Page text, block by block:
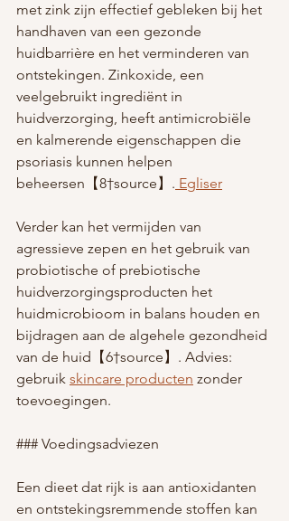
met zink zijn effectief gebleken bij het
handhaven van een gezonde
huidbarrière en het verminderen van
ontstekingen. Zinkoxide, een
veelgebruikt ingrediënt in
huidverzorging, heeft antimicrobiële
en kalmerende eigenschappen die
psoriasis kunnen helpen
beheersen【8†source】. Egliser
Verder kan het vermijden van
agressieve zepen en het gebruik van
probiotische of prebiotische
huidverzorgingsproducten het
huidmicrobioom in balans houden en
bijdragen aan de algehele gezondheid
van de huid【6†source】. Advies:
gebruik skincare producten zonder
toevoegingen.
### Voedingsadviezen
Een dieet dat rijk is aan antioxidanten
en ontstekingsremmende stoffen kan